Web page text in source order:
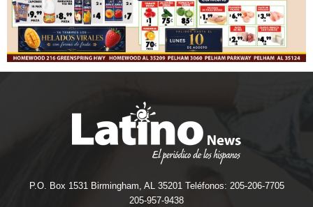
P.O. Box 1531 Birmingham, AL 35201 Teléfonos: 205-206-7705
205-957-9438